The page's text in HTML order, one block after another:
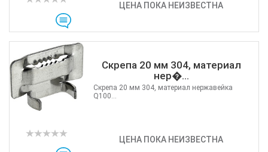
ЦЕНА ПОКА НЕИЗВЕСТНА
Скрепа 20 мм 304, материал
нер�...
ЦЕНА ПОКА НЕИЗВЕСТНА
Скрепа 20 мм 304, материал нержавейка
Q100...